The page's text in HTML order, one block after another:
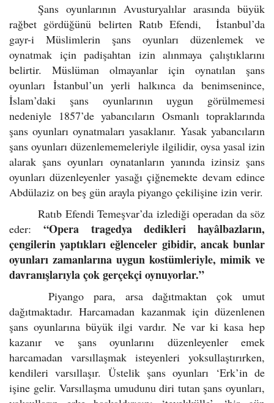
Şans oyunlarının Avusturyalılar arasında büyük
rağbet gördüğünü belirten Ratıb Efendi, İstanbul’da
gayr-i Müslimlerin şans oyunları düzenlemek ve
oynatmak için padişahtan izin alınmaya çalıştıklarını
belirtir. Müslüman olmayanlar için oynatılan şans
oyunları İstanbul’un yerli halkınca da benimsenince,
İslam’daki şans oyunlarının uygun görülmemesi
nedeniyle 1857’de yabancıların Osmanlı topraklarında
şans oyunları oynatmaları yasaklanır. Yasak yabancıların
şans oyunları düzenlememeleriyle ilgilidir, oysa yasal izin
alarak şans oyunları oynatanların yanında izinsiz şans
oyunları düzenleyenler yasağı çiğnemekte devam edince
Abdülaziz on beş gün arayla piyango çekilişine izin verir.
Ratıb Efendi Temeşvar’da izlediği operadan da söz
eder:“Opera tragedya dedikleri hayâlbazların,
çengilerin yaptıkları eğlenceler gibidir, ancak bunlar
oyunları zamanlarına uygun kostümleriyle, mimik ve
davranışlarıyla çok gerçekçi oynuyorlar.”
Piyango para, arsa dağıtmaktan çok umut
dağıtmaktadır. Harcamadan kazanmak için düzenlenen
şans oyunlarına büyük ilgi vardır. Ne var ki kasa hep
kazanır ve şans oyunlarını düzenleyenler emek
harcamadan varsıllaşmak isteyenleri yoksullaştırırken,
kendileri varsıllaşır. Üstelik şans oyunları ‘Erk’in de
işine gelir. Varsıllaşma umudunu diri tutan şans oyunları,